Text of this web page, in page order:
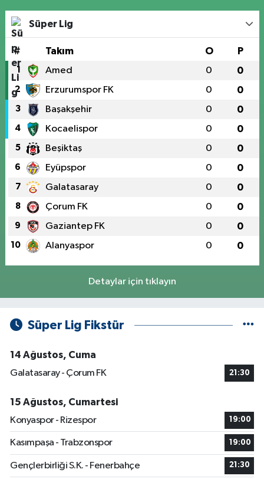
Süper Lig
# Takım O P
1 Amed 0 0
2 Erzurumspor FK 0 0
3 Başakşehir 0 0
4 Kocaelispor 0 0
5 Beşiktaş 0 0
6 Eyüpspor 0 0
7 Galatasaray 0 0
8 Çorum FK 0 0
9 Gaziantep FK 0 0
10 Alanyaspor 0 0
Detaylar için tıklayın
Süper Lig Fikstür
14 Ağustos, Cuma
Galatasaray - Çorum FK
21:30
15 Ağustos, Cumartesi
Konyaspor - Rizespor
19:00
Kasımpaşa - Trabzonspor 19:00
Gençlerbirliği S.K. - Fenerbahçe 21:30